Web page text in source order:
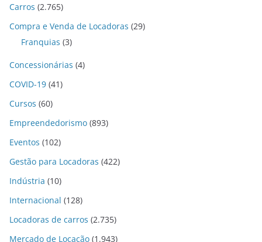
Carros (2.765)
Compra e Venda de Locadoras (29)
Franquias (3)
Concessionárias (4)
COVID-19 (41)
Cursos (60)
Empreendedorismo (893)
Eventos (102)
Gestão para Locadoras (422)
Indústria (10)
Internacional (128)
Locadoras de carros (2.735)
Mercado de Locação (1.943)